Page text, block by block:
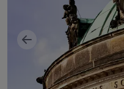
Vorheriges Bild